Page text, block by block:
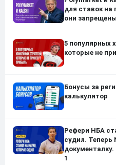
для ставок на
они
5 популярных
которые не
Бонусы за
калькулятор
Рефери НБА
судил. Теперь
1